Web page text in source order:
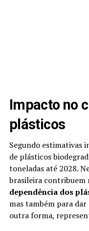
Impacto no
plásticos
Segundo estimativas
de plásticos
toneladas até 2028.
brasileira contribuem
dependência dos
mas também para
outra forma,